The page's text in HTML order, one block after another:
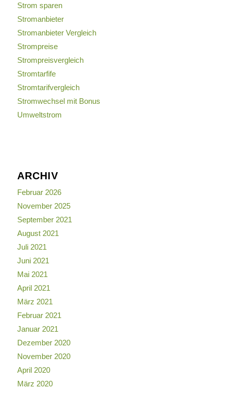
Strom sparen
Stromanbieter
Stromanbieter Vergleich
Strompreise
Strompreisvergleich
Stromtarfife
Stromtarifvergleich
Stromwechsel mit Bonus
Umweltstrom
ARCHIV
Februar 2026
November 2025
September 2021
August 2021
Juli 2021
Juni 2021
Mai 2021
April 2021
März 2021
Februar 2021
Januar 2021
Dezember 2020
November 2020
April 2020
März 2020